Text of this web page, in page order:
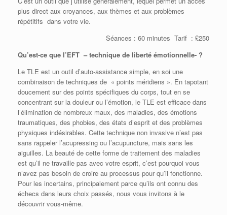
plus direct aux croyances, aux thèmes et aux problèmes
répétitifs dans votre vie.
Séances : 60 minutes Tarif : £250
Qu’est-ce que l’EFT – technique de liberté émotionnelle- ?
Le TLE est un outil d’auto-assistance simple, en soi une
combinaison de techniques de « points méridiens ». En tapotant
doucement sur des points spécifiques du corps, tout en se
concentrant sur la douleur ou l’émotion, le TLE est efficace dans
l’élimination de nombreux maux, des maladies, des émotions
traumatiques, des phobies, des états d’esprit et des problèmes
physiques indésirables. Cette technique non invasive n’est pas
sans rappeler l’acupressing ou l’acupuncture, mais sans les
aiguilles. La beauté de cette forme de traitement des maladies
est qu’il ne travaille pas avec votre esprit, c’est pourquoi vous
n’avez pas besoin de croire au processus pour qu’il fonctionne.
Pour les incertains, principalement parce qu’ils ont connu des
échecs dans leurs choix passés, nous vous invitons à le
découvrir vous-même.